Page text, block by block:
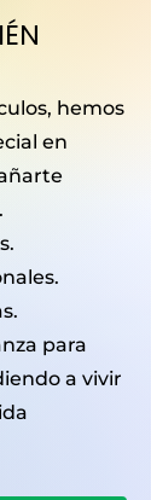
hemos
en
para
a vivir